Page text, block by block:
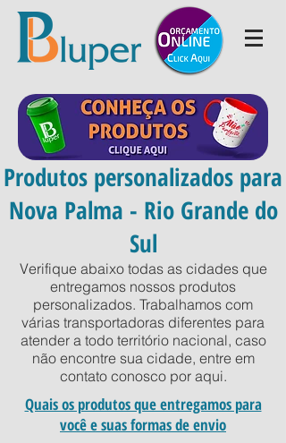
Produtos personalizados para
Nova Palma - Rio Grande do
Sul
Verifique abaixo todas as cidades que
entregamos nossos produtos
personalizados. Trabalhamos com
várias transportadoras diferentes para
atender a todo território nacional, caso
não encontre sua cidade, entre em
contato conosco por aqui.
Quais os produtos que entregamos para
você e suas formas de envio